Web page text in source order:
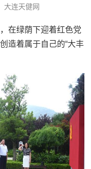
大连天健网
在绿荫下迎着红色党
造着属于自己的“大丰